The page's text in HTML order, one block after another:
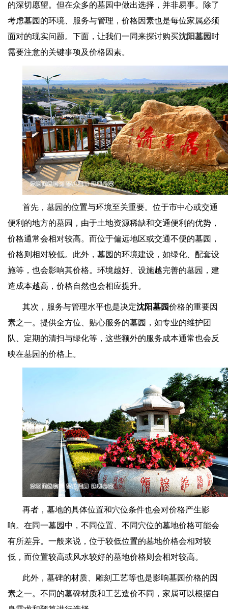
的深切愿望。但在众多的墓园中做出选择，并非易事。除了
考虑墓园的环境、服务与管理，价格因素也是每位家属必须
面对的现实问题。下面，让我们一同来探讨购买沈阳墓园 时
需要注意的关键事项及价格因素。
首先，墓园的位置与环境至关重要。位于市中心或交通
便利的地方的墓园，由于土地资源稀缺和交通便利的优势，
价格通常会相对较高。而位于偏远地区或交通不便的墓园，
价格则相对较低。此外，墓园的环境建设，如绿化、配套设
施等，也会影响其价格。环境越好、设施越完善的墓园，建
造成本越高，价格自然也会相应提升。
其次，服务与管理水平也是决定沈阳墓园价格的重要因
素之一。提供全方位、贴心服务的墓园，如专业的维护团
队、定期的清扫与绿化等，这些额外的服务成本通常也会反
映在墓园的价格上。
再者，墓地的具体位置和穴位条件也会对价格产生影
响。在同一墓园中，不同位置、不同穴位的墓地价格可能会
有所差异。一般来说，位于较低位置的墓地价格会相对较
低，而位置较高或风水较好的墓地价格则会相对较高。
此外，墓碑的材质、雕刻工艺等也是影响墓园价格的因
素之一。不同的墓碑材质和工艺造价不同，家属可以根据自